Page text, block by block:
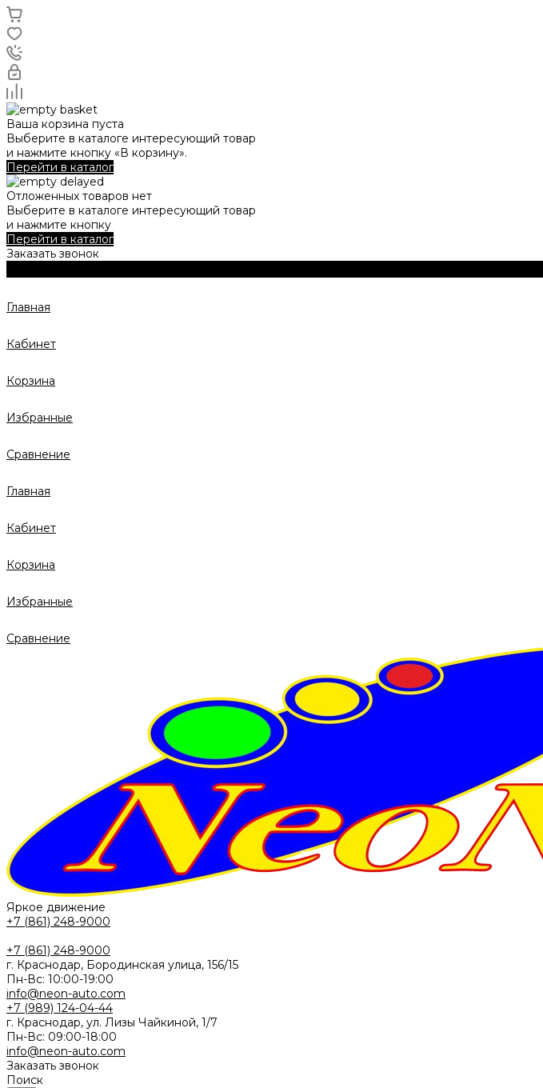
Ваша корзина пуста
Выберите в каталоге интересующий товар
и нажмите кнопку «В корзину».
Перейти в каталог
Отложенных товаров нет
Выберите в каталоге интересующий товар
и нажмите кнопку
Перейти в каталог
Заказать звонок
Главная
Кабинет
Корзина
Избранные
Сравнение
Главная
Кабинет
Корзина
Избранные
Сравнение
Яркое движение
+7 (861) 248-9000
+7 (861) 248-9000
г. Краснодар, Бородинская улица, 156/15
Пн-Вс: 10:00-19:00
info@neon-auto.com
+7 (989) 124-04-44
г. Краснодар, ул. Лизы Чайкиной, 1/7
Пн-Вс: 09:00-18:00
info@neon-auto.com
Заказать звонок
Поиск